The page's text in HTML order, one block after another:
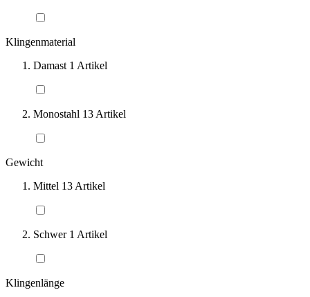
Klingenmaterial
Damast 1 Artikel
Monostahl 13 Artikel
Gewicht
Mittel 13 Artikel
Schwer 1 Artikel
Klingenlänge